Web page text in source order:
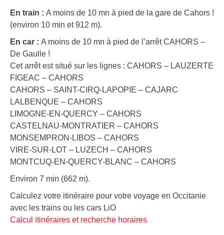
En train : A moins de 10 mn à pied de la gare de Cahors !
(environ 10 min et 912 m).
En car : A moins de 10 mn à pied de l’arrêt CAHORS –
De Gaulle !
Cet arrêt est situé sur les lignes : CAHORS – LAUZERTE
FIGEAC – CAHORS
CAHORS – SAINT-CIRQ-LAPOPIE – CAJARC
LALBENQUE – CAHORS
LIMOGNE-EN-QUERCY – CAHORS
CASTELNAU-MONTRATIER – CAHORS
MONSEMPRON-LIBOS – CAHORS
VIRE-SUR-LOT – LUZECH – CAHORS
MONTCUQ-EN-QUERCY-BLANC – CAHORS
Environ 7 min (662 m).
Calculez votre itinéraire pour votre voyage en Occitanie
avec les trains ou les cars LiO
Calcul itinéraires et recherche horaires